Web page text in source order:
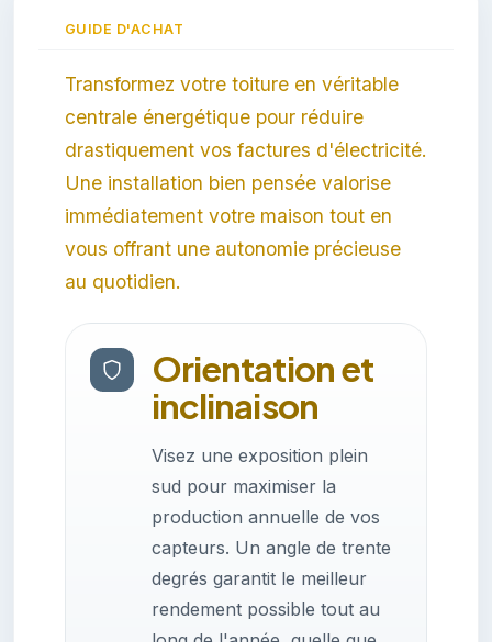
GUIDE D'ACHAT
Transformez votre toiture en véritable
centrale énergétique pour réduire
drastiquement vos factures d'électricité.
Une installation bien pensée valorise
immédiatement votre maison tout en
vous offrant une autonomie précieuse
au quotidien.
Orientation et
inclinaison
Visez une exposition plein
sud pour maximiser la
production annuelle de vos
capteurs. Un angle de trente
degrés garantit le meilleur
rendement possible tout au